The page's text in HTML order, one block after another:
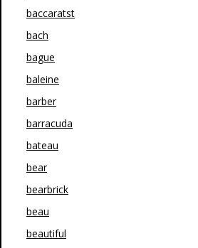
baccaratst
bach
bague
baleine
barber
barracuda
bateau
bear
bearbrick
beau
beautiful